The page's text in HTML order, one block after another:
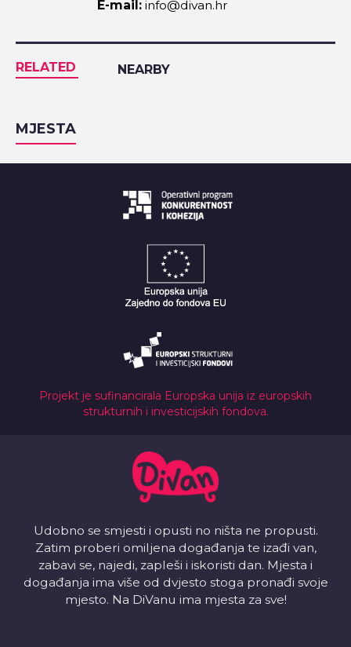
E-mail: info@divan.hr
RELATED NEARBY
MJESTA
Projekt je sufinancirala Europska unija iz europskih
strukturnih i investicijskih fondova.
Udobno se smjesti i opusti no ništa ne propusti.
Zatim proberi omiljena događanja te izađi van,
zabavi se, najedi, zapleši i iskoristi dan. Mjesta i
događanja ima više od dvjesto stoga pronađi svoje
mjesto. Na DiVanu ima mjesta za sve!